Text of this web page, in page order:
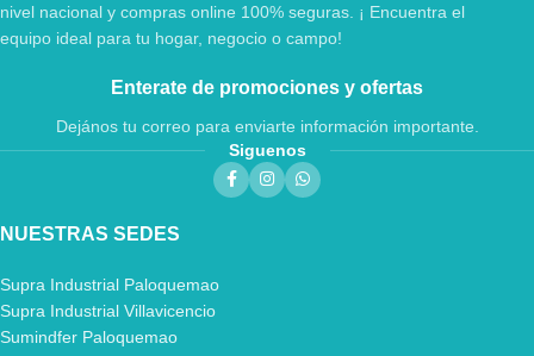
nivel nacional y compras online 100% seguras. ¡ Encuentra el
equipo ideal para tu hogar, negocio o campo!
Enterate de promociones y ofertas
Dejános tu correo para enviarte información importante.
Siguenos
NUESTRAS SEDES
Supra Industrial Paloquemao
Supra Industrial Villavicencio
Sumindfer Paloquemao